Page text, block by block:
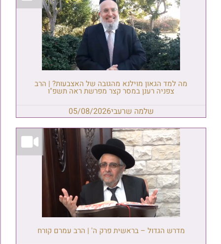
מה למד הגאון מוילנא מהגובה של האצבעות? | הרב
צפניה רענן במסר קצר מפרשת ראה תשפ"ו
שלמה שרעבי05/08/2026
מדרש הגדול – בראשית פרק ה' | הרב עמרם קורח